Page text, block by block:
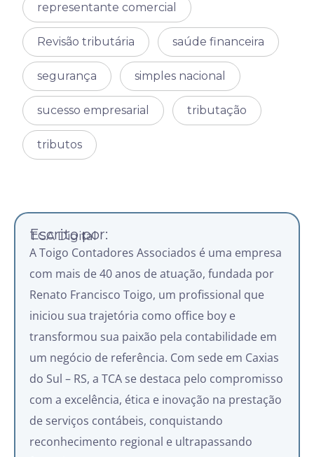
representante comercial
Revisão tributária saúde financeira
segurança simples nacional
sucesso empresarial tributação
tributos
Escrito por:
TCA Digital
A Toigo Contadores Associados é uma empresa
com mais de 40 anos de atuação, fundada por
Renato Francisco Toigo, um profissional que
iniciou sua trajetória como office boy e
transformou sua paixão pela contabilidade em
um negócio de referência. Com sede em Caxias
do Sul – RS, a TCA se destaca pelo compromisso
com a excelência, ética e inovação na prestação
de serviços contábeis, conquistando
reconhecimento regional e ultrapassando